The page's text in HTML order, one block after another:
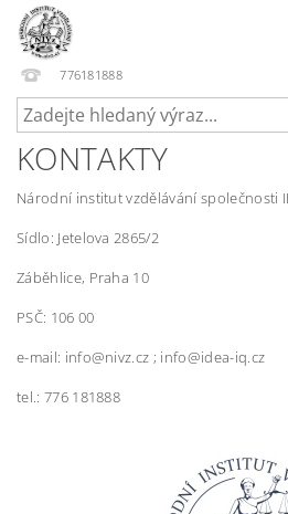
776181888
KONTAKTY
Národní institut vzdělávání společnosti
Sídlo: Jetelova 2865/2
Záběhlice, Praha 10
PSČ: 106 00
e-mail: info@nivz.cz ; info@idea-iq.cz
tel.: 776 181888